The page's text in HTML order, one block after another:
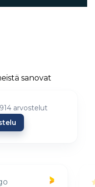
sanovat
arvostelut